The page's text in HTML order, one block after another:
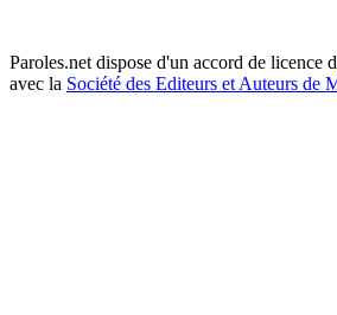
Paroles.net dispose d'un accord de licence
avec la Société des Editeurs et Auteurs de